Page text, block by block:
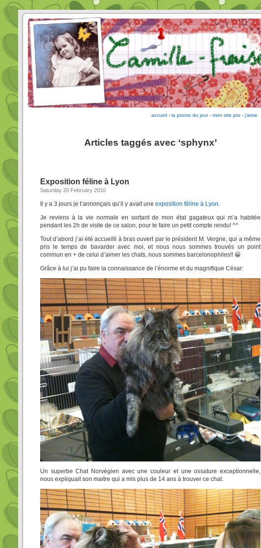
accueil- la promo du jour- mon site pro- j'aime
Articles taggés avec ‘sphynx’
Exposition féline à Lyon
Saturday 20 February 2010
Il y a 3 jours je t’annonçais qu’il y avait une exposition féline à Lyon.
Je reviens à la vie normale en sortant de mon état gagateux qui m’a habitée
pendant les 2h de visite de ce salon, pour te faire un petit compte rendu! ^^
Tout d’abord j’ai été accueilli à bras ouvert par le président M. Vergne, qui a même
pris le temps de bavarder avec moi, et nous nous sommes trouvés un point
commun en + de celui d’aimer les chats, nous sommes barcelonophiles!! 😀
Grâce à lui j’ai pu faire la connaissance de l’énorme et du magnifique César:
Un superbe Chat Norvégien avec une couleur et une ossature exceptionnelle,
nous expliquait son maitre qui a mis plus de 14 ans à trouver ce chat.